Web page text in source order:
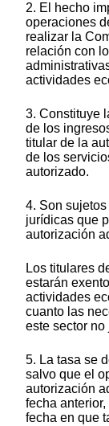
2. El hecho
operaciones
realizar la
relación con
actividades
3. Constituye
de los
titular de la
de los
autorizado.
4. Son
jurídicas que
autorización
Los titulares
estarán
actividades
cuanto las
este sector
5. La tasa se
salvo que el
autorización
fecha
fecha en que